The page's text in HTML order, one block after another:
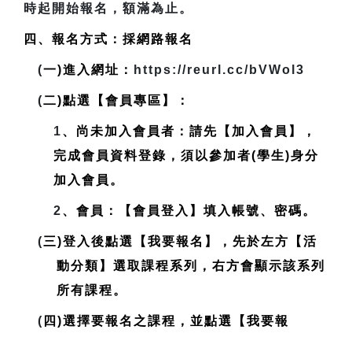
時起開始報名，額滿為止。
四、報名方式：採網路報名
(一)進入網址： https://reurl.cc/bVWol3
(二)點選【會員專區】：
1、尚未加入會員者：請先【加入會員】，
完成會員資料登錄， 須以參加者(學生)身分
加入會員 。
2、會員：【會員登入】填入帳號、密碼。
(三)登入後點選【我要報名】，先於左方【活
動分類】選取課程系列，右方會顯示該系列
所有課程。
( 四)選擇要報名之課程，並點選【我要報